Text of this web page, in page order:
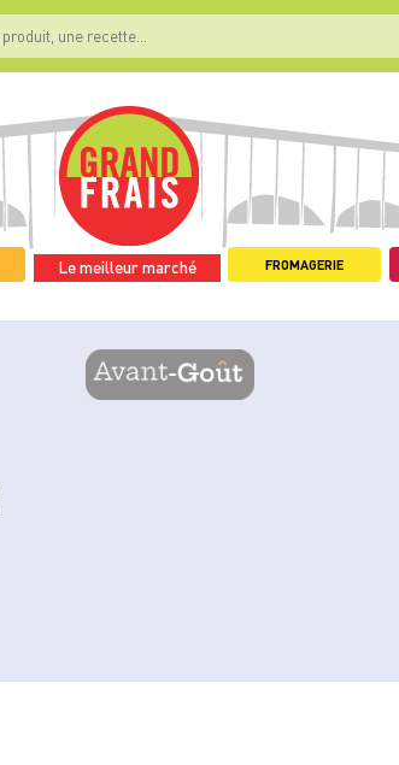
Le meilleur marché FROMAGERIE